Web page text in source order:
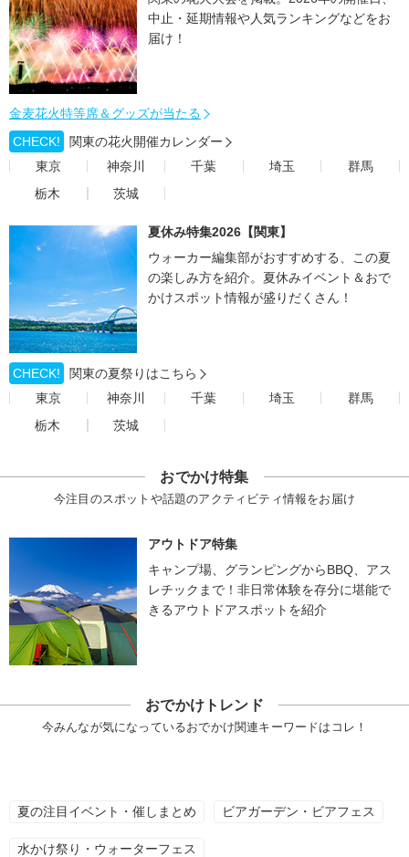
中止・延期情報や人気ランキングなどをお
届け！
金麦花火特等席＆グッズが当たる
CHECK!
関東の花火開催カレンダー
東京
神奈川 千葉 埼玉
群馬
栃木
茨城
夏休み特集2026【関東】
ウォーカー編集部がおすすめする、この夏
の楽しみ方を紹介。夏休みイベント＆おで
かけスポット情報が盛りだくさん！
CHECK!
関東の夏祭りはこちら
東京
神奈川 千葉 埼玉
群馬
栃木
茨城
おでかけ特集
今注目のスポットや話題のアクティビティ情報をお届け
アウトドア特集
キャンプ場、グランピングからBBQ、アス
レチックまで！非日常体験を存分に堪能で
きるアウトドアスポットを紹介
おでかけトレンド
今みんなが気になっているおでかけ関連キーワードはコレ！
夏の注目イベント・催しまとめ ビアガーデン・ビアフェス
水かけ祭り・ウォーターフェス